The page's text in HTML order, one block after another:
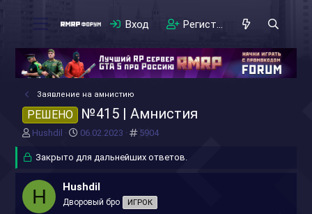
Вход Регистрация
Заявление на амнистию
РЕШЕНО №415 | Амнистия
А
т
р
т
Hushdil
Д
т
н
ч
06.02.2023 #
5904
Закрыто для дальнейших ответов.
H Hushdil
Дворовый бро ИГРОК